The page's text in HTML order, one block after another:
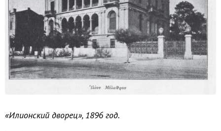
«Илионский дворец», 1896 год.